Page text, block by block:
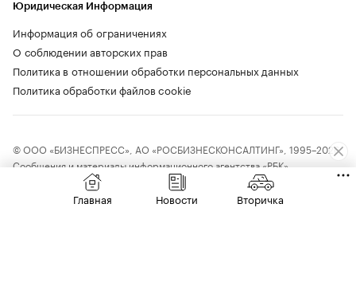
Юридическая Информация
Информация об ограничениях
О соблюдении авторских прав
Политика в отношении обработки персональных данных
Политика обработки файлов cookie
© ООО «БИЗНЕСПРЕСС», АО «РОСБИЗНЕСКОНСАЛТИНГ», 1995–2026.
Сообщения и материалы информационного агентства «РБК»
(свидетельство о регистрации средства массовой информации выдано
Федеральной службой по надзору в сфере связи, информационных
Главная Новости Вторичка